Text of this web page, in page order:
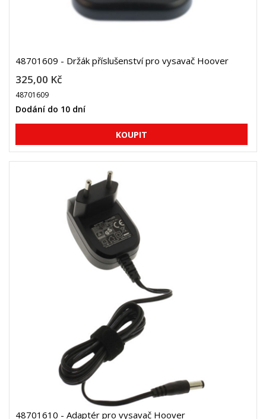
48701609 - Držák příslušenství pro vysavač Hoover
325,00 Kč
48701609
Dodání do 10 dní
48701610 - Adaptér pro vysavač Hoover